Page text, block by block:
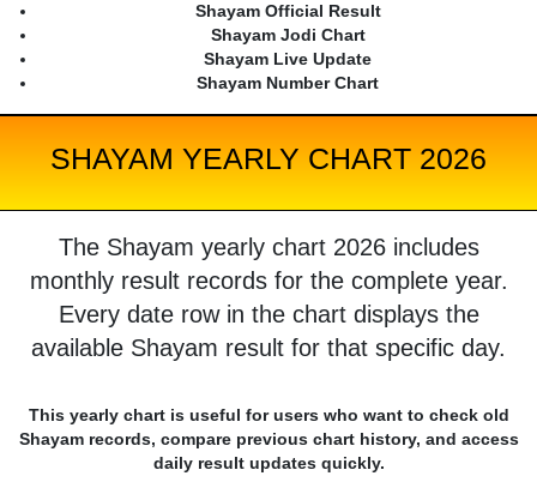
Shayam Official Result
Shayam Jodi Chart
Shayam Live Update
Shayam Number Chart
SHAYAM YEARLY CHART 2026
The Shayam yearly chart 2026 includes
monthly result records for the complete year.
Every date row in the chart displays the
available Shayam result for that specific day.
This yearly chart is useful for users who want to check old
Shayam records, compare previous chart history, and access
daily result updates quickly.